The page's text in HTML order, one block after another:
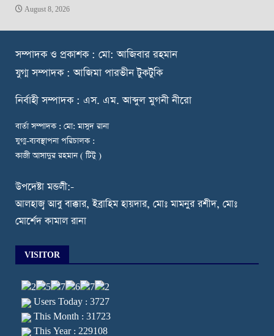
August 8, 2026
সম্পাদক ও প্রকাশক : মো: আজিবার রহমান
যুগ্ম সম্পাদক : আজিমা পারভীন টুকটুকি
নির্বাহী সম্পাদক : এস. এম. আব্দুল মুগনী নীরো
বার্তা সম্পাদক : মো: মাসুদ রানা
যুগ্ম-ব্যবস্থাপনা পরিচালক :
কাজী আসাদুর রহমান ( টিটু )
উপদেষ্টা মন্ডলী:-
আলহাজ্ব আবু বাক্কার, ইব্রাহিম হায়দার, মোঃ মামনুর রশীদ, মোঃ
মোর্শেদ কামাল রানা
VISITOR
Users Today : 3727
This Month : 31723
This Year : 229108